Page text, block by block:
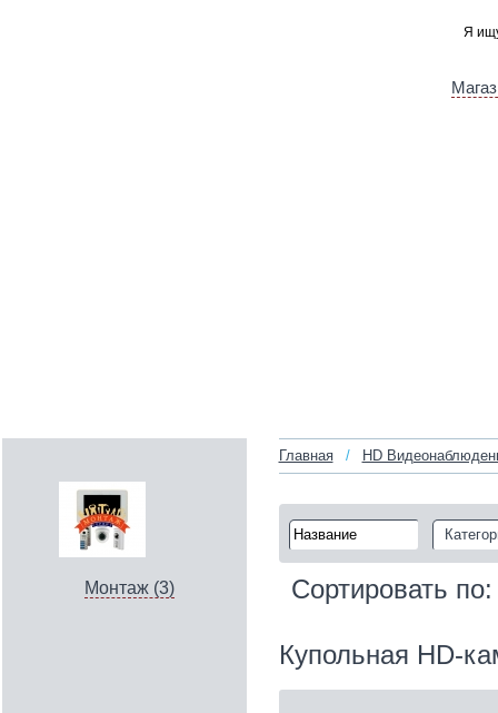
Монтаж (3)
Главная / HD
Сортировать
Купольная HD-